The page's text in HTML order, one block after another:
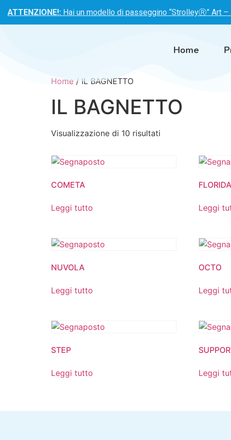
ATTENZIONE!: Hai un modello di passeggino “StrolleyⓇ” Art –
Home
Home / IL BAGNETTO
IL BAGNETTO
Visualizzazione di 10 risultati
COMETA
Leggi tutto
FLORIDA
Leggi
NUVOLA
Leggi tutto
OCTO
Leggi
STEP
Leggi tutto Leggi